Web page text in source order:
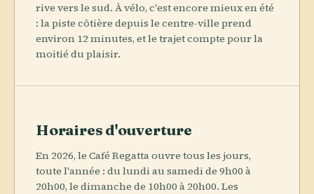
rive vers le sud. À vélo, c'est encore mieux en été
: la piste côtière depuis le centre-ville prend
environ 12 minutes, et le trajet compte pour la
moitié du plaisir.
Horaires d'ouverture
En 2026, le Café Regatta ouvre tous les jours,
toute l'année : du lundi au samedi de 9h00 à
20h00, le dimanche de 10h00 à 20h00. Les